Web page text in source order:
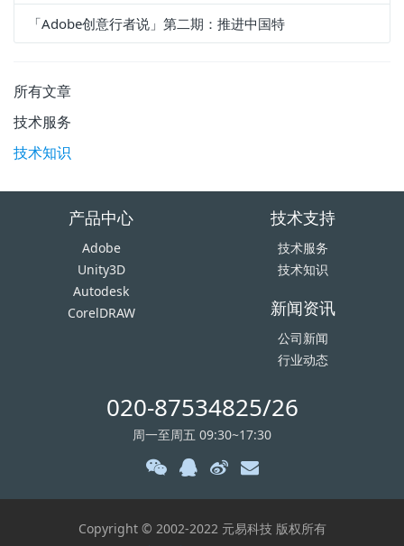
「Adobe创意行者说」第二期：推进中国特
所有文章
技术服务
技术知识
产品中心
Adobe
Unity3D
Autodesk
CorelDRAW
技术支持
技术服务
技术知识
新闻资讯
公司新闻
行业动态
020-87534825/26
周一至周五 09:30~17:30
Copyright © 2002-2022 元易科技 版权所有